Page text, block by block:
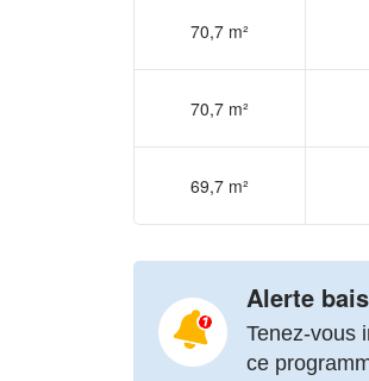
70,7 m²
70,7 m²
69,7 m²
Alerte
Tenez-vous
ce